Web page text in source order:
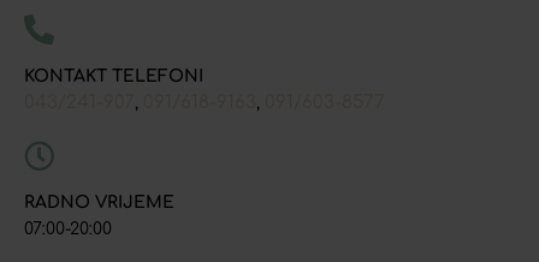
KONTAKT TELEFONI
RADNO VRIJEME
07:00-20:00